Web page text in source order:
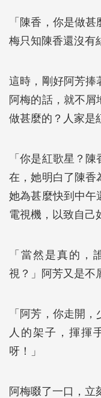
「陳香，你是做
梅只知陳香還沒有
這時，剛好阿芳捧
阿梅的話，就不
做甚麼的？人家是
「你是紅歌星？
在，她明白了陳香
她為甚麼快到中午
電視機，以致自己
「當然是真的，
視？」阿芳又是不
「阿芳，你走開
人的架子，揮揮
呀！」
阿梅啜了一口，立